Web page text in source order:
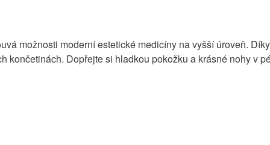
možnosti moderní estetické medicíny na vyšší úroveň. Díky
Dopřejte si hladkou pokožku a krásné nohy v